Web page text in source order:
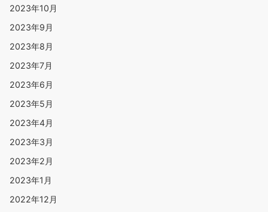
2023年10月
2023年9月
2023年8月
2023年7月
2023年6月
2023年5月
2023年4月
2023年3月
2023年2月
2023年1月
2022年12月